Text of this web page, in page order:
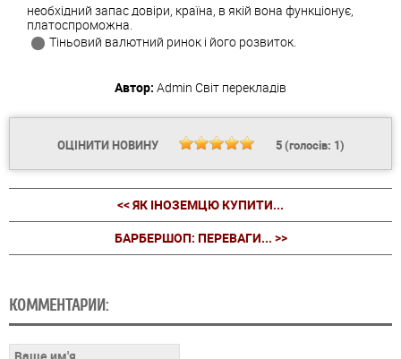
необхідний запас довіри, країна, в якій вона функціонує,
платоспроможна.
Тіньовий валютний ринок і його розвиток.
Автор: Admin Світ перекладів
ОЦІНИТИ НОВИНУ 5(голосів: 1)
<< ЯК ІНОЗЕМЦЮ КУПИТИ...
БАРБЕРШОП: ПЕРЕВАГИ... >>
КОММЕНТАРИИ: